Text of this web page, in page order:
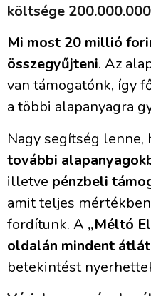
költsége
Mi most 20 millió
összegyűjteni. Az
van támogatónk, így
a többi alapanyagra
Nagy segítség lenne,
további
illetve pénzbeli
amit teljes
fordítunk. A „Méltó
oldalán mindent
betekintést